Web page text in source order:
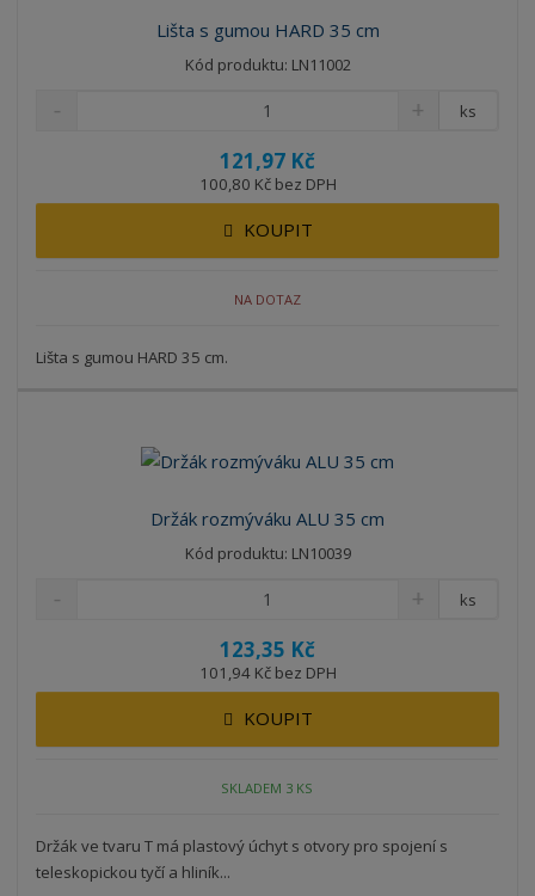
Lišta s gumou HARD 35 cm
Kód produktu: LN11002
121,97 Kč
100,80 Kč bez DPH
ks
KOUPIT
NA DOTAZ
Lišta s gumou HARD 35 cm.
Držák rozmýváku ALU 35 cm
Kód produktu: LN10039
123,35 Kč
101,94 Kč bez DPH
ks
KOUPIT
SKLADEM 3 KS
Držák ve tvaru T má plastový úchyt s otvory pro spojení s
teleskopickou tyčí a hliník...